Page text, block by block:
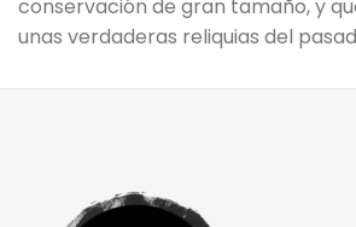
conservación de gran tamaño, y
unas verdaderas reliquias del